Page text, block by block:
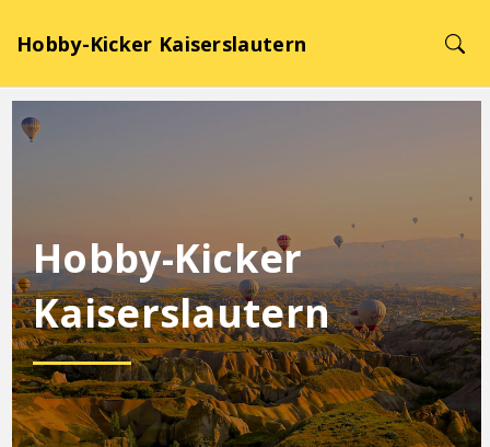
Hobby-Kicker Kaiserslautern
Hobby-Kicker
Kaiserslautern